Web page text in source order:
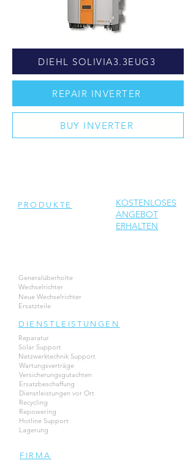
DIEHL SOLIVIA3.3EUG3
REPAIR INVERTER
BUY INVERTER
PRODUKTE
KOSTENLOSES
ANGEBOT
ERHALTEN
Generalüberholte
Wechselrichter
Neue Wechselrichter
Ersatzteile
DIENSTLEISTUNGEN
Reparatur
Solar Support
Netzwerktechnik Support
Wartungsverträge
Versicherungsgutachten
Ersatzbeschaffung
Dienstleistungen vor Ort
Recycling
Repowering
Hotline Support
Lagerung
FIRMA